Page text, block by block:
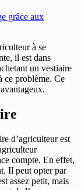
grâce aux
à se
il est dans
un vestiaire
ce problème. Ce
d’agriculteur est
compte. En effet,
Il peut opter par
assez petit, mais